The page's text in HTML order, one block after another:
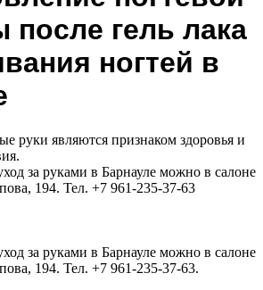
после гель лака
ногтей в
руки являются признаком здоровья и
за руками в Барнауле можно в салоне
194. Тел. +7 961-235-37-63
за руками в Барнауле можно в салоне
194. Тел. +7 961-235-37-63.